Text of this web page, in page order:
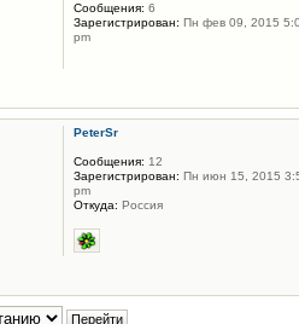
Сообщения: 6
Зарегистрирован: Пн фев 09, 2015
pm
PeterSr
Сообщения: 12
Зарегистрирован: Пн июн 15, 2015
pm
Откуда: Россия